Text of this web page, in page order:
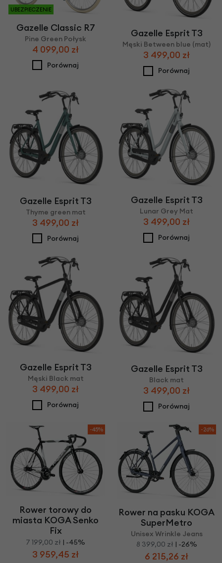
UBEZPIECZENIE
Gazelle Classic R7
Pine Green Połysk
4 099,00 zł
Porównaj
Gazelle Esprit T3
Męski Between blue (mat)
3 499,00 zł
Porównaj
Gazelle Esprit T3
Thyme green mat
3 499,00 zł
Porównaj
Gazelle Esprit T3
Lunar Grey Mat
3 499,00 zł
Porównaj
Gazelle Esprit T3
Męski Black mat
3 499,00 zł
Porównaj
Gazelle Esprit T3
Black mat
3 499,00 zł
Porównaj
-45%
Rower torowy do
miasta KOGA Senko
Fix
7 199,00 zł | -45%
3 959,45 zł
-26%
Rower na pasku KOGA
SuperMetro
Unisex Wrinkle Jeans
8 399,00 zł | -26%
6 215,26 zł